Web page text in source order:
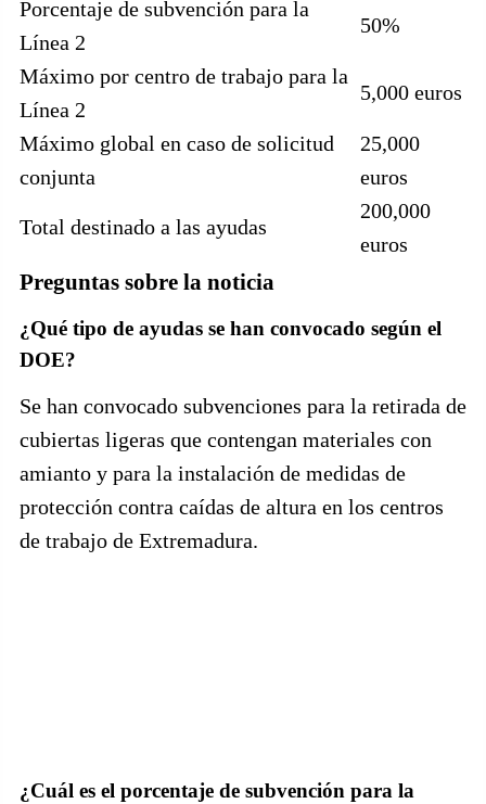
Porcentaje de subvención para la
Línea 2
50%
Máximo por centro de trabajo para la
Línea 2
5,000 euros
Máximo global en caso de solicitud
conjunta
25,000
euros
Total destinado a las ayudas
200,000
euros
Preguntas sobre la noticia
¿Qué tipo de ayudas se han convocado según el
DOE?
Se han convocado subvenciones para la retirada de
cubiertas ligeras que contengan materiales con
amianto y para la instalación de medidas de
protección contra caídas de altura en los centros
de trabajo de Extremadura.
¿Cuál es el porcentaje de subvención para la